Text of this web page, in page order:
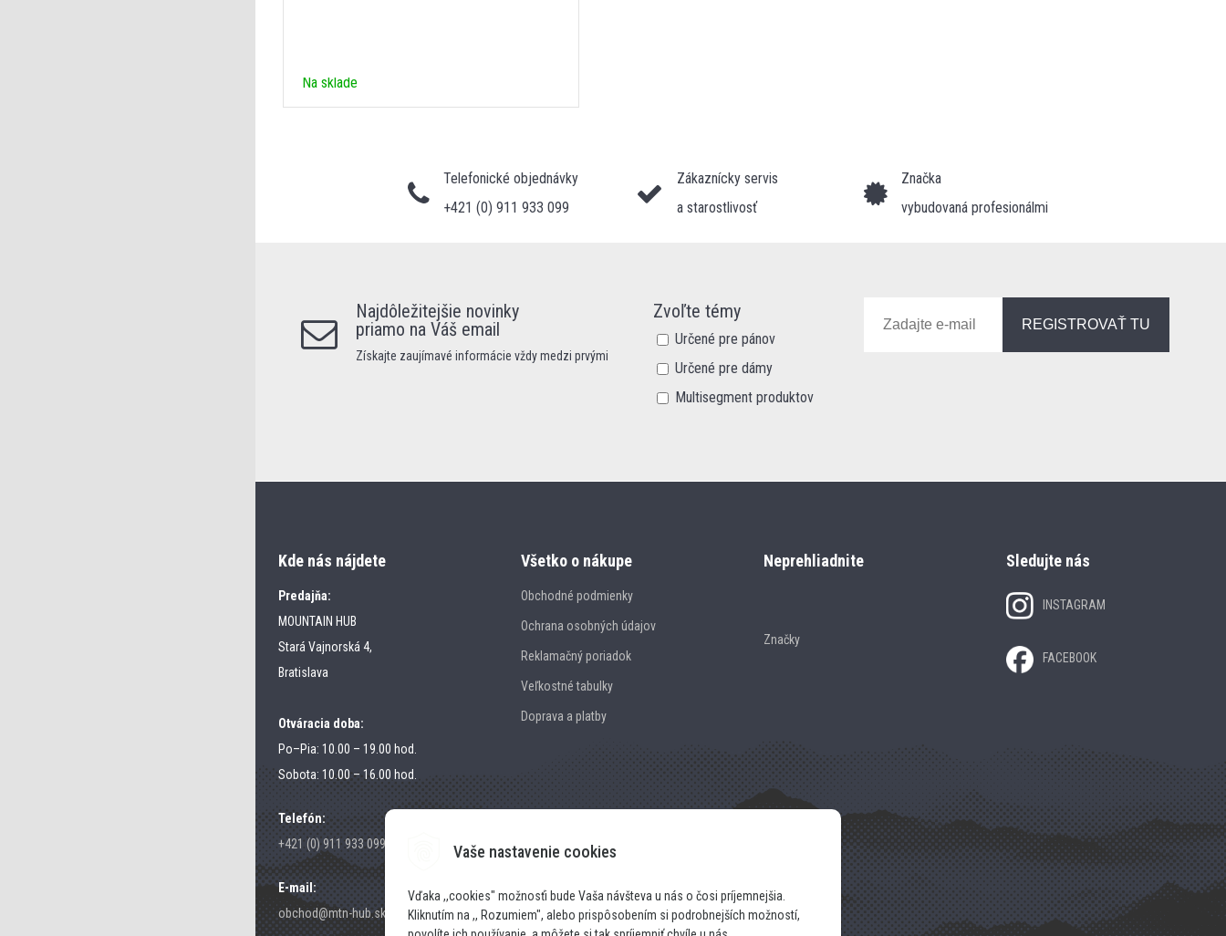
Vaše nastavenie cookies
Vďaka ,,cookies" možnosťi bude Vaša návšteva u nás o čosi príjemnejšia.
Kliknutím na ,, Rozumiem", alebo prispôsobením si podrobnejších možností,
Na sklade
Telefonické objednávky
+421 (0) 911 933 099
Zákaznícky servis
a starostlivosť
Značka
vybudovaná profesionálmi
Najdôležitejšie novinky
priamo na Váš email
Získajte zaujímavé informácie vždy medzi prvými
Zvoľte témy
Určené pre pánov
Určené pre dámy
Multisegment produktov
REGISTROVAŤ TU
Kde nás nájdete
Predajňa:
MOUNTAIN HUB
Stará Vajnorská 4,
Bratislava
Otváracia doba:
Po–Pia: 10.00 – 19.00 hod.
Sobota: 10.00 – 16.00 hod.
Telefón:
+421 (0) 911 933 099
E-mail:
obchod@mtn-hub.sk
Všetko o nákupe
Obchodné podmienky
Ochrana osobných údajov
Reklamačný poriadok
Veľkostné tabulky
Doprava a platby
Neprehliadnite
Značky
Sledujte nás
INSTAGRAM
FACEBOOK